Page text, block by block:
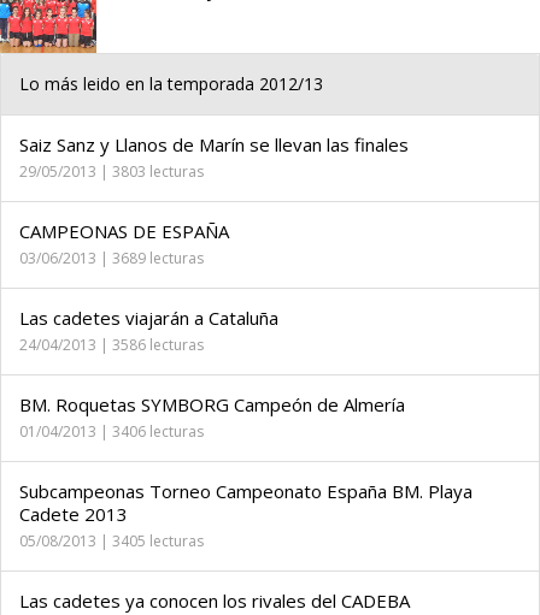
Lo más leido en la temporada 2012/13
Saiz Sanz y Llanos de Marín se llevan las finales
29/05/2013 | 3803 lecturas
CAMPEONAS DE ESPAÑA
03/06/2013 | 3689 lecturas
Las cadetes viajarán a Cataluña
24/04/2013 | 3586 lecturas
BM. Roquetas SYMBORG Campeón de Almería
01/04/2013 | 3406 lecturas
Subcampeonas Torneo Campeonato España BM. Playa
Cadete 2013
05/08/2013 | 3405 lecturas
Las cadetes ya conocen los rivales del CADEBA